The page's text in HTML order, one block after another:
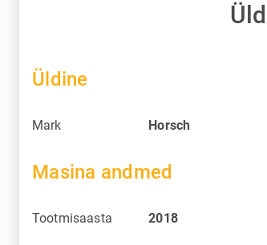
Üldine
Mark Horsch
Masina andmed
Tootmisaasta 2018